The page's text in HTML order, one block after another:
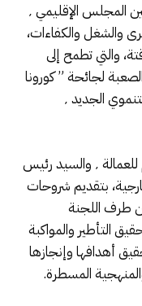
وتندرج هذه الاتفاقيات ٬ ضمن الشراكة بين المجلس الإقليمي ٬
والشغل والكفاءات،
والتي تطمح إلى
ظل الظروف الصعبة لجائحة ” كورونا
” ، واعتبارا للأهمية التي يوليها النموذج التنموي الجديد ٬
وتميز هذا اللقاء، الذي ترأسه الكاتب العام للعمالة ٬ والسيد رئيس
الخارجية، بتقديم شروحات
الجمعيات والتعاونيات ٬ من طرف اللجنة
التأطير والمواكبة
أهدافها وإنجازها